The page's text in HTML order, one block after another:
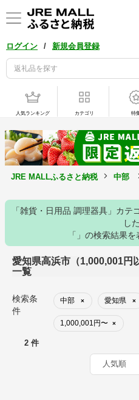
ログイン / 新規会員登録
人気ランキング カテゴリ 特
JRE MALLふるさと納税 中部
「雑貨・日用品 調理器具」カ
し
「」の検索結果を
愛知県高浜市（1,000,001円
一覧
検索条
件
中部 × 愛知県 ×
1,000,001円〜 ×
2 件